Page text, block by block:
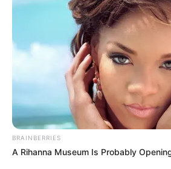
BRAINBERRIES
A Rihanna Museum Is Probably